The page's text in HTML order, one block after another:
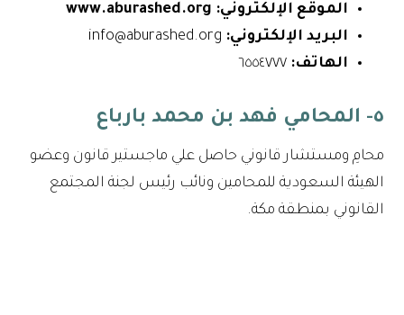
الموقع الإلكتروني: www.aburashed.org
البريد الإلكتروني:
الهاتف: ٦٥٥٤٧٧٧
٥- المحامي فهد بن محمد بارباع
محامِ ومستشار قانوني حاصل علي ماجستير قانون وعضو
الهيئة السعودية للمحامين ونائب رئيس لجنة المجتمع
القانوني بمنطقة مكة.